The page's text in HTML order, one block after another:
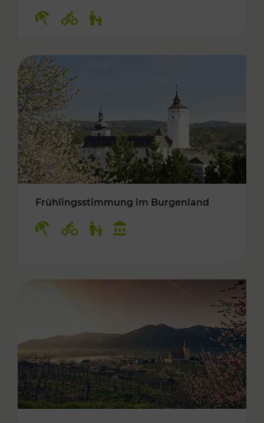
Frühlingsstimmung im Burgenland